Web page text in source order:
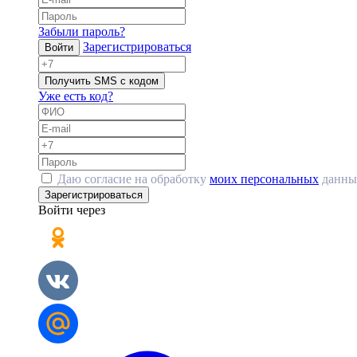
Забыли пароль?
Войти Зарегистрироваться
Получить SMS с кодом
Уже есть код?
Даю согласие на обработку моих персональных
Зарегистрироваться
Войти через